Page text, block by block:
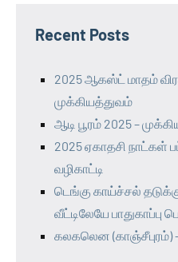
Recent Posts
2025 ஆகஸ்ட் மாதம்
முக்கியத்துவம்
ஆடி பூரம் 2025 –
2025 ஏகாதசி நாட்கள்
வழிகாட்டி
டெங்கு காய்ச்சல்
வீட்டிலேயே பாதுகாப்பு
கலகலென (காஞ்சீபுரம்) –